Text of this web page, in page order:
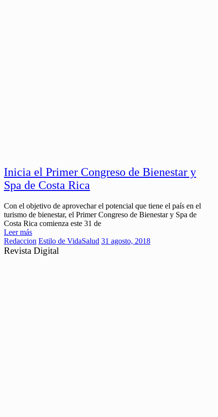
Inicia el Primer Congreso de Bienestar y
Spa de Costa Rica
Con el objetivo de aprovechar el potencial que tiene el país en el
turismo de bienestar, el Primer Congreso de Bienestar y Spa de
Costa Rica comienza este 31 de
Leer más
Redaccion Estilo de VidaSalud 31 agosto, 2018
Revista Digital